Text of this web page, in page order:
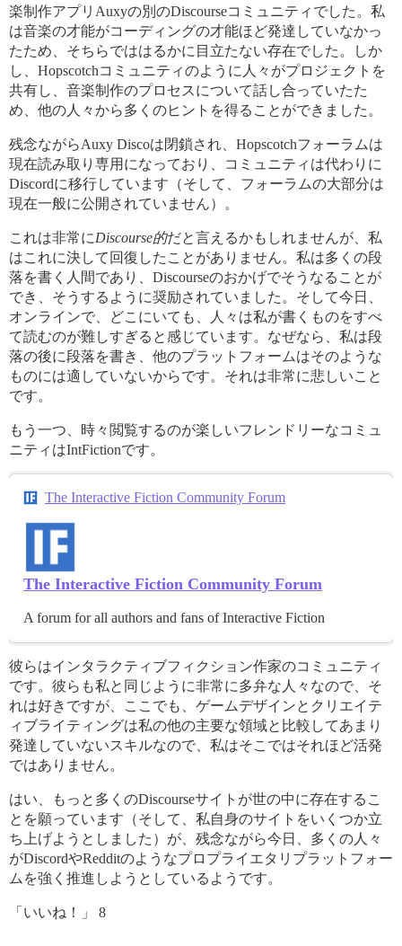
楽制作アプリAuxyの別のDiscourseコミュニティでした。私
は音楽の才能がコーディングの才能ほど発達していなかっ
たため、そちらでははるかに目立たない存在でした。しか
し、Hopscotchコミュニティのように人々がプロジェクトを
共有し、音楽制作のプロセスについて話し合っていたた
め、他の人々から多くのヒントを得ることができました。
残念ながらAuxy Discoは閉鎖され、Hopscotchフォーラムは
現在読み取り専用になっており、コミュニティは代わりに
Discordに移行しています（そして、フォーラムの大部分は
現在一般に公開されていません）。
これは非常にDiscourse的だと言えるかもしれませんが、私
はこれに決して回復したことがありません。私は多くの段
落を書く人間であり、Discourseのおかげでそうなることが
でき、そうするように奨励されていました。そして今日、
オンラインで、どこにいても、人々は私が書くものをすべ
て読むのが難しすぎると感じています。なぜなら、私は段
落の後に段落を書き、他のプラットフォームはそのような
ものには適していないからです。それは非常に悲しいこと
です。
もう一つ、時々閲覧するのが楽しいフレンドリーなコミュ
ニティはIntFictionです。
The Interactive Fiction Community Forum
The Interactive Fiction Community Forum
A forum for all authors and fans of Interactive Fiction
彼らはインタラクティブフィクション作家のコミュニティ
です。彼らも私と同じように非常に多弁な人々なので、そ
れは好きですが、ここでも、ゲームデザインとクリエイテ
ィブライティングは私の他の主要な領域と比較してあまり
発達していないスキルなので、私はそこではそれほど活発
ではありません。
はい、もっと多くのDiscourseサイトが世の中に存在するこ
とを願っています（そして、私自身のサイトをいくつか立
ち上げようとしました）が、残念ながら今日、多くの人々
がDiscordやRedditのようなプロプライエタリプラットフォー
ムを強く推進しようとしているようです。
「いいね！」 8